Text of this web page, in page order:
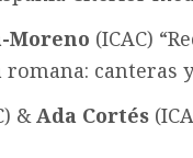
Moreno (ICAC)
canteras
& Ada Cortés